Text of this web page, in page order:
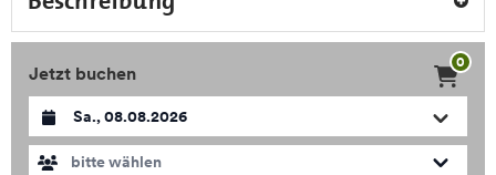
Jetzt buchen
0
Datum auswählen
bitte wählen